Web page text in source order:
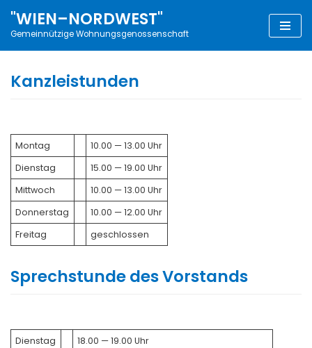
Zum
Inhalt
"WIEN–NORDWEST"
Gemeinnützige Wohnungsgenossenschaft
Kanzleistunden
Mon­tag
10.00 — 13.00 Uhr
Diens­tag
15.00 — 19.00 Uhr
Mitt­woch
10.00 — 13.00 Uhr
Don­ners­tag
10.00 — 12.00 Uhr
Frei­tag
geschlos­sen
Sprechstunde des Vorstands
Diens­tag
18.00 — 19.00 Uhr